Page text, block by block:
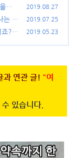
까
2019.08.27
는 게
2019.07.25
? 2019.05.23
과 연관 글! "여
있습니다.